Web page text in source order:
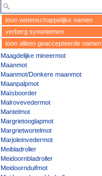
toon wetenschappelijke namen
verberg synoniemen
toon alleen geaccepteerde namen
Maagdelijke mineermot
Maanmot
Maanmot/Donkere maanmot
Maanpalpmot
Maïsboorder
Malrovevedermot
Mantelmot
Margrietooglapmot
Margrietwortelmot
Marjoleinvedermot
Meibladroller
Meidoornbladroller
Meidoornduifmot